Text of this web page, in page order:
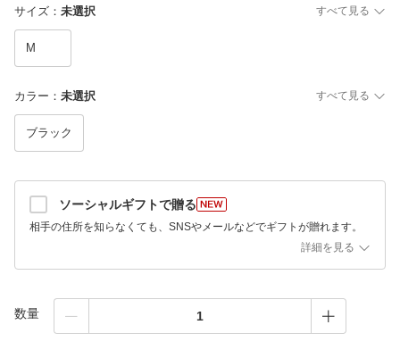
サイズ ： 未選択 すべて見る
M
カラー ： 未選択 すべて見る
ブラック
ソーシャルギフトで贈る
相手の住所を知らなくても、SNSやメールなどでギフトが贈れます。
詳細を見る
数量